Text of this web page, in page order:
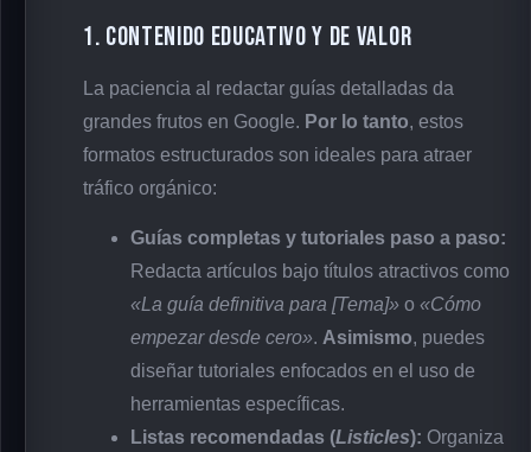
1. Contenido educativo y de valor
La paciencia al redactar guías detalladas da
grandes frutos en Google. Por lo tanto, estos
formatos estructurados son ideales para atraer
tráfico orgánico:
Guías completas y tutoriales paso a paso:
Redacta artículos bajo títulos atractivos como
«La guía definitiva para [Tema]» o «Cómo
empezar desde cero». Asimismo, puedes
diseñar tutoriales enfocados en el uso de
herramientas específicas.
Listas recomendadas (Listicles): Organiza